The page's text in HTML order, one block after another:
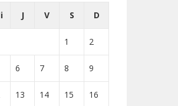
J V S D
1 2
6 7 8 9
13 14 15 16